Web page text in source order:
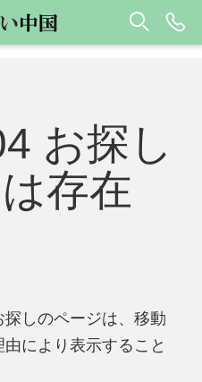
お探し
存在
しのページは、移動
により表示すること